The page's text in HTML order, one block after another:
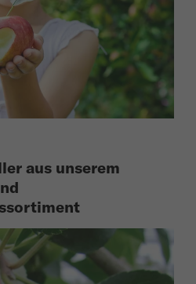
aus unserem